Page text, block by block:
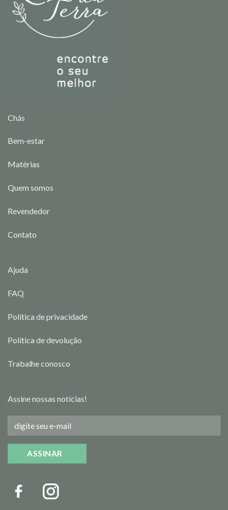
Chás
Bem-estar
Matérias
Quem somos
Revendedor
Contato
Ajuda
FAQ
Política de privacidade
Política de devolução
Trabalhe conosco
Assine nossas notícias!